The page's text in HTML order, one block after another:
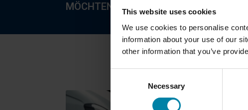
This website uses cookies
We use cookies to personalise
information about your use of our
other information that you’ve
Necessary
MÖCHTEN SIE IHREN KUNDEN EINEN
Hier sind die häufigsten